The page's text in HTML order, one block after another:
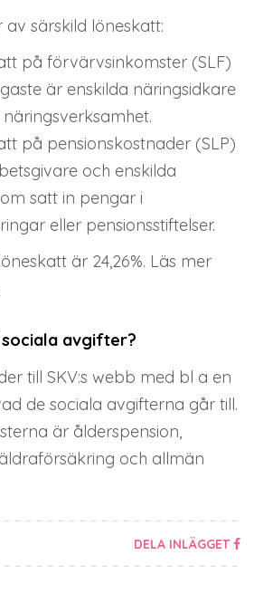
särskild löneskatt:
på förvärvsinkomster (SLF)
är enskilda näringsidkare
på pensionskostnader (SLP)
och enskilda
satt in pengar i
eller pensionsstiftelser.
är 24,26%. Läs mer
avgifter?
till SKV:s webb med bl a en
de sociala avgifterna går till.
är ålderspension,
och allmän
DELA INLÄGGET